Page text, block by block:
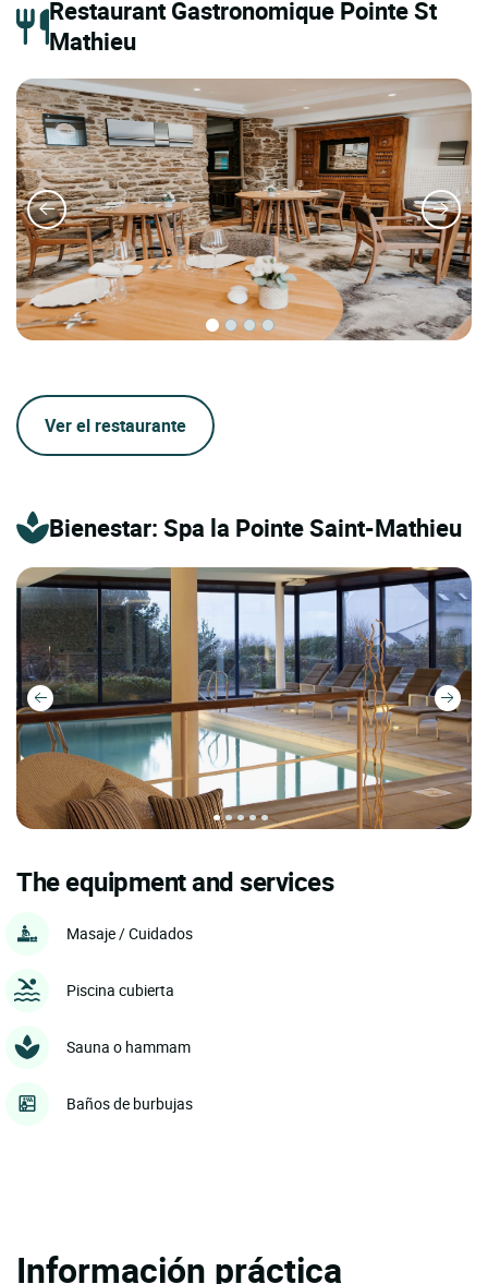
Restaurant Gastronomique Pointe St
Mathieu
Ver el restaurante
Bienestar: Spa la Pointe Saint-Mathieu
The equipment and services
Masaje / Cuidados
Piscina cubierta
Sauna o hammam
Baños de burbujas
Información práctica